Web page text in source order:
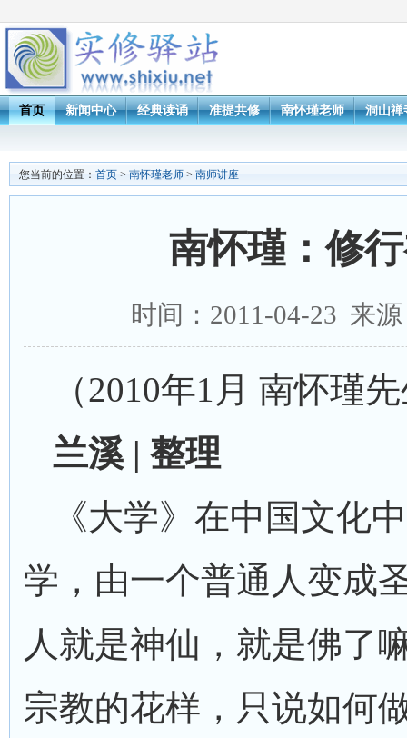
首页 新闻中心 经典读诵 准提共修 南怀瑾老师 洞山禅
您当前的位置： 首页 > 南怀瑾老师 > 南师讲座
南怀瑾：修
时间：2011-04-23 来
（2010年1月 南怀瑾
兰溪 | 整理
《大学》在中国文化
学，由一个普通人变成
人就是神仙，就是佛了
宗教的花样，只说如何